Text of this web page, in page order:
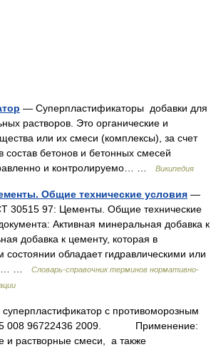
— Суперпластификаторы добавки для
растворов. Это органические и
или их смеси (комплексы), за счет
состав бетонов и бетонных смесей
и контролируемо… …
Википедия
Общие технические условия —
30515 97: Цементы. Общие технические
Активная минеральная добавка к
добавка к цементу, которая в
состоянии обладает гидравлическими или
…
Словарь-справочник терминов нормативно-
с противомо­розным
008 96722436 2009. Применение:
и растворные смеси, а также